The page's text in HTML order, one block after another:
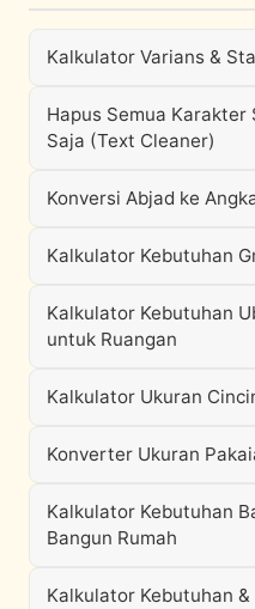
Kalkulator Varians &
Hapus Semua
Saja (Text Cleaner)
Konversi Abjad ke
Kalkulator Kebutuhan
Kalkulator Kebutuhan
untuk Ruangan
Kalkulator Ukuran
Konverter Ukuran
Kalkulator Kebutuhan
Bangun Rumah
Kalkulator Kebutuhan